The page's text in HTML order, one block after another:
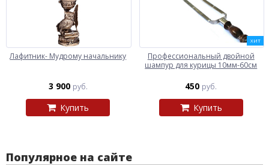
Лафитник- Мудрому начальнику
3 900 руб.
Купить
ХИТ
Профессиональный двойной
шампур для курицы 10мм-60см
450 руб.
Купить
Популярное на сайте